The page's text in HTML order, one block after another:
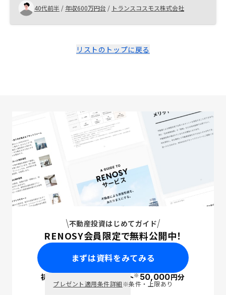
40代前半 / 年収600万円台 / トランスコスモス株式会社
リストのトップに戻る
不動産投資はじめてガイド
RENOSY会員限定で無料公開中！
まずは資料をみてみる
初回面談で ポイント※50,000円分
プレゼント適用条件詳細※条件・上限あり